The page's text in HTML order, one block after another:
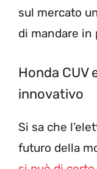
sul mercato
di mandare in
Honda CUV
innovativo
Si sa che
futuro della